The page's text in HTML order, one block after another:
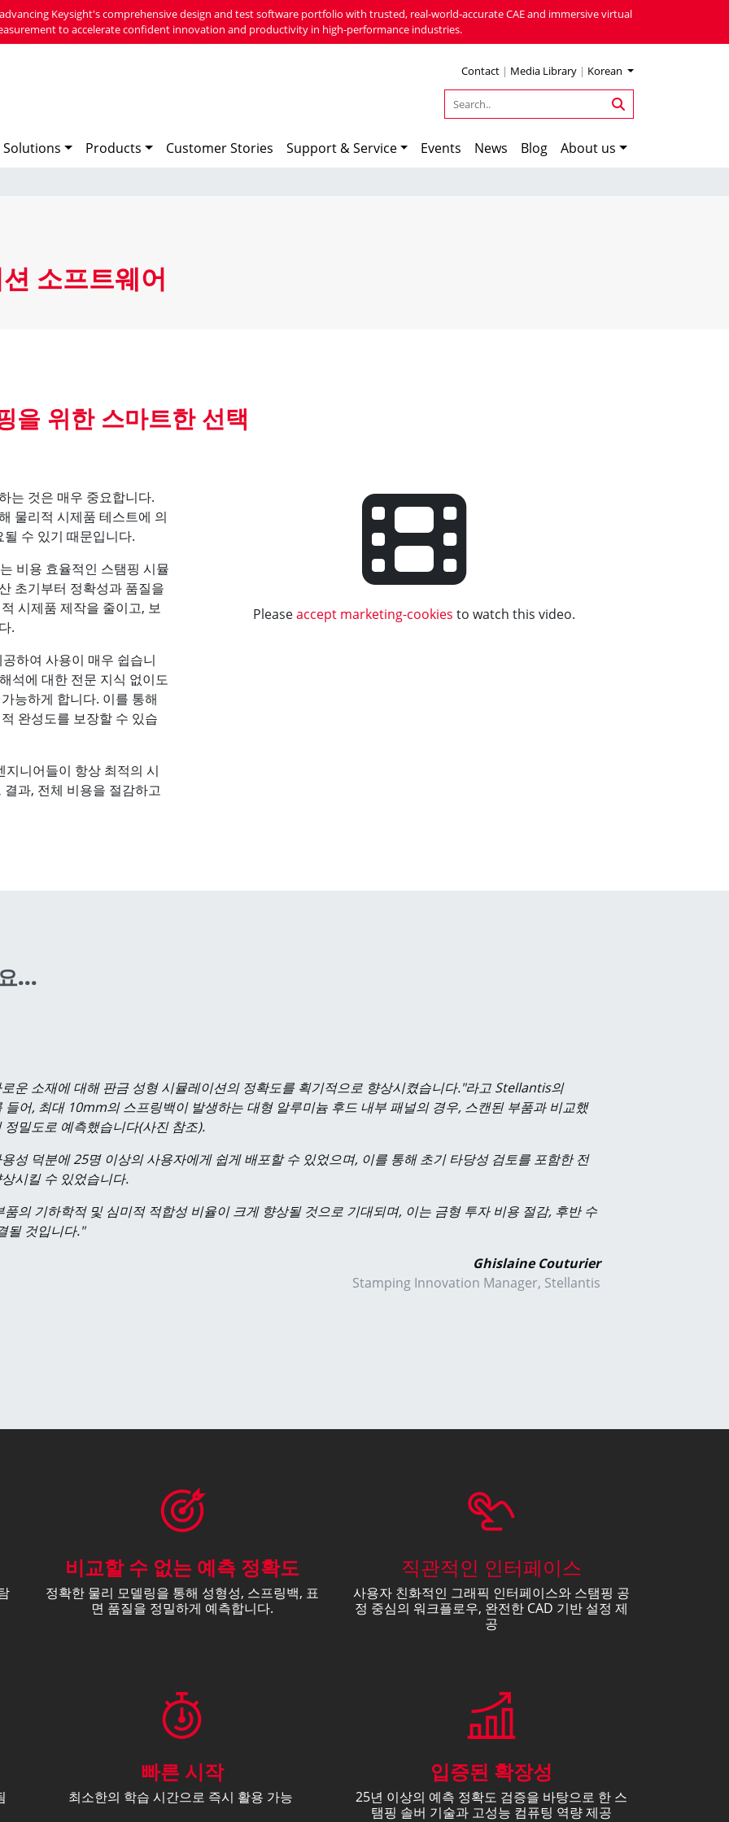
Keysight's comprehensive design and test software portfolio with trusted, real-world-accurate CAE and immersive virtual
to accelerate confident innovation and productivity in high-performance industries.
Contact | Media Library | Korean
Products Customer Stories Support & Service Events News Blog About us
소프트웨어
을 위한 스마트한 선택
는 것은 매우 중요합니다.
물리적 시제품 테스트에 의
수 있기 때문입니다.
비용 효율적인 스탬핑 시뮬
초기부터 정확성과 품질을
시제품 제작을 줄이고, 보
.
하여 사용이 매우 쉽습니
석에 대한 전문 지식 없이도
능하게 합니다. 이를 통해
완성도를 보장할 수 있습
지니어들이 항상 최적의 시
과, 전체 비용을 절감하고
Pleaseaccept marketing-cookies to watch this video.
...
운 소재에 대해 판금 성형 시뮬레이션의 정확도를 획기적으로 향상시켰습니다."라고 Stellantis의
어, 최대 10mm의 스프링백이 발생하는 대형 알루미늄 후드 내부 패널의 경우, 스캔된 부품과 비교했
밀도로 예측했습니다(사진 참조).
성 덕분에 25명 이상의 사용자에게 쉽게 배포할 수 있었으며, 이를 통해 초기 타당성 검토를 포함한 전
시킬 수 있었습니다.
의 기하학적 및 심미적 적합성 비율이 크게 향상될 것으로 기대되며, 이는 금형 투자 비용 절감, 후반 수
될 것입니다."
Ghislaine Couturier
Stamping Innovation Manager, Stellantis
비교할 수 없는 예측 정확도
정확한 물리 모델링을 통해 성형성, 스프링백, 표
면 품질을 정밀하게 예측합니다.
직관적인 인터페이스
사용자 친화적인 그래픽 인터페이스와 스탬핑 공
정 중심의 워크플로우, 완전한 CAD 기반 설정 제
공
빠른 시작
최소한의 학습 시간으로 즉시 활용 가능
입증된 확장성
25년 이상의 예측 정확도 검증을 바탕으로 한 스
탬핑 솔버 기술과 고성능 컴퓨팅 역량 제공